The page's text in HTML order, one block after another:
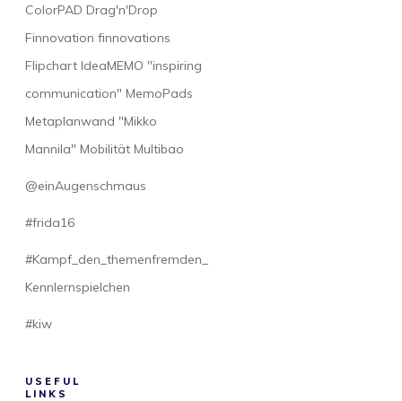
ColorPAD Drag'n'Drop
Finnovation finnovations
Flipchart IdeaMEMO "inspiring
communication" MemoPads
Metaplanwand "Mikko
Mannila" Mobilität Multibao
@einAugenschmaus
#frida16
#Kampf_den_themenfremden_
Kennlernspielchen
#kiw
USEFUL
LINKS